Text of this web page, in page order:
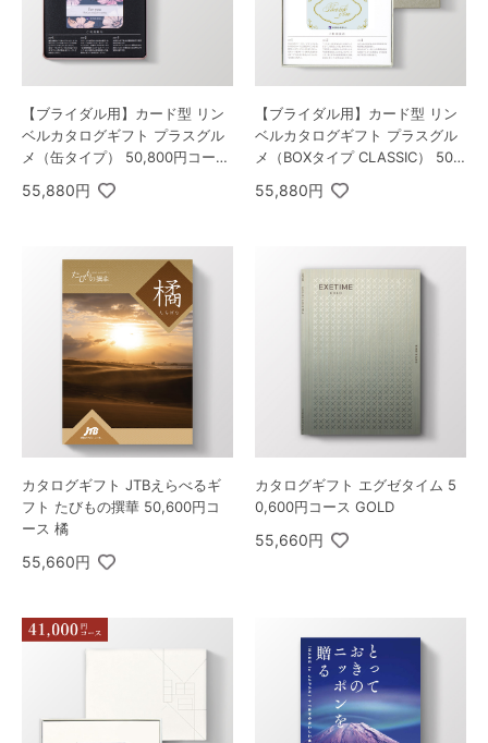
【ブライダル用】カード型 リン
ベルカタログギフト プラスグル
メ（缶タイプ） 50,800円コース
ゾディアック＆ヘリオス
55,880円
【ブライダル用】カード型 リン
ベルカタログギフト プラスグル
メ（BOXタイプ CLASSIC） 50,8
00円コース ゾディアック＆ヘリ
オス
55,880円
カタログギフト JTBえらべるギ
フト たびもの撰華 50,600円コ
ース 橘
55,660円
カタログギフト エグゼタイム 5
0,600円コース GOLD
55,660円